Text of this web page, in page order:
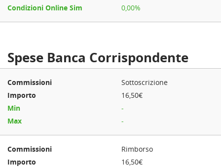
0,00%
Spese Banca Corrispondente
Sottoscrizione
16,50€
-
-
Rimborso
16,50€